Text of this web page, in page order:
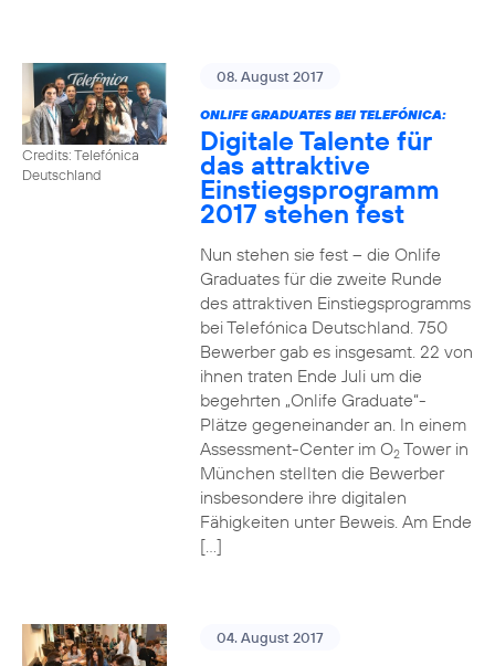
Credits: Telefónica
Deutschland
08. August 2017
ONLIFE GRADUATES BEI TELEFÓNICA:
Digitale Talente für
das attraktive
Einstiegsprogramm
2017 stehen fest
Nun stehen sie fest – die Onlife
Graduates für die zweite Runde
des attraktiven Einstiegsprogramms
bei Telefónica Deutschland. 750
Bewerber gab es insgesamt. 22 von
ihnen traten Ende Juli um die
begehrten „Onlife Graduate“-
Plätze gegeneinander an. In einem
Assessment-Center im O2Tower in
München stellten die Bewerber
insbesondere ihre digitalen
Fähigkeiten unter Beweis. Am Ende
[…]
04. August 2017